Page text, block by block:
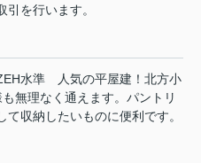
を行います。
水準
人気の平屋建！北方小
も無理なく通えます。パントリ
収納したいものに便利です。